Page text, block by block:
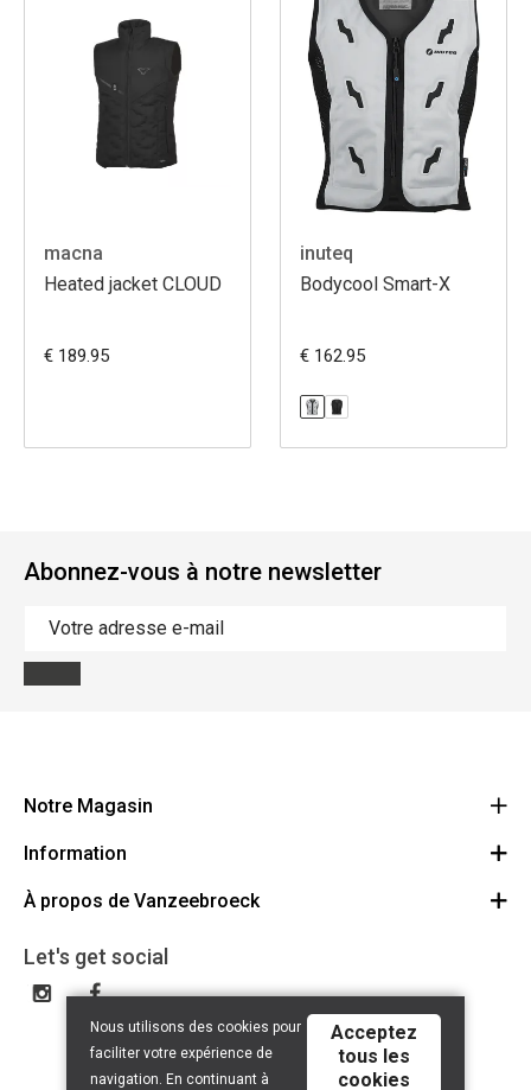
macna
Heated jacket CLOUD
€ 189.95
inuteq
Bodycool Smart-X
€ 162.95
Abonnez-vous à notre newsletter
Notre Magasin
Vanzeebroeck Motors
1600 Sint-Pieters-Leeuw
023316022
Information
Annulation Commande
Conditions générales
Disclaimer
Privacy policy
À propos de Vanzeebroeck
Cheque Cadeau
Échange et Retours
Let's get social
Nous utilisons des cookies pour
faciliter votre expérience de
navigation. En continuant à
Acceptez
tous les
cookies